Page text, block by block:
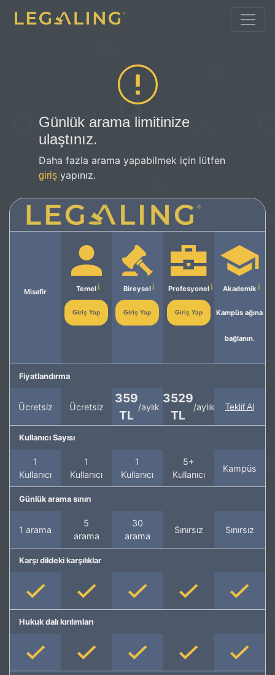
Günlük arama limitinize
ulaştınız.
Daha fazla arama yapabilmek için lütfen
giriş yapınız.
Misafir Temel
Giriş Yap
Bireysel
Giriş Yap
Profesyonel
Giriş Yap
Akademik
Kampüs ağına
bağlanın.
Fiyatlandırma
Ücretsiz Ücretsiz
359
TL
/aylık
3529
TL
/aylık Teklif Al
Kullanıcı Sayısı
1
Kullanıcı
1
Kullanıcı
1
Kullanıcı
5+
Kullanıcı
Kampüs
Günlük arama sınırı
1 arama
5
arama
30
arama
Sınırsız Sınırsız
Karşı dildeki karşılıklar
Hukuk dalı kırılımları